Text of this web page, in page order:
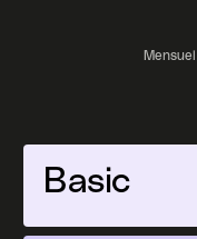
Mensuel
Basic
11 €